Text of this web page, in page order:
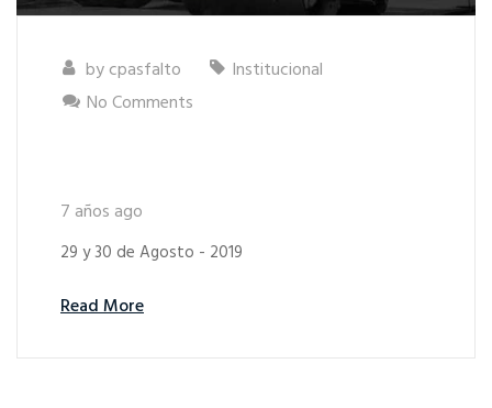
bycpasfalto
Institucional
No Comments
7 años ago
29 y 30 de Agosto - 2019
Read More